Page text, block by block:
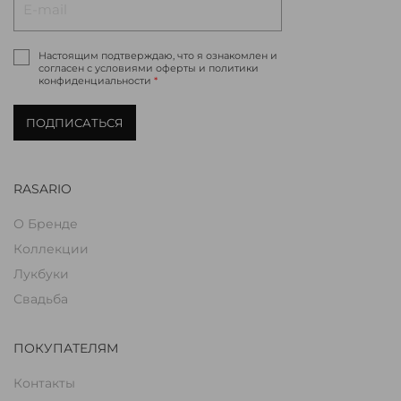
RASARIO
О Бренде
Коллекции
Лукбуки
Свадьба
ПОКУПАТЕЛЯМ
Контакты
Настоящим подтверждаю, что я ознакомлен и
согласен с условиями оферты и политики
конфиденциальности *
ПОДПИСАТЬСЯ